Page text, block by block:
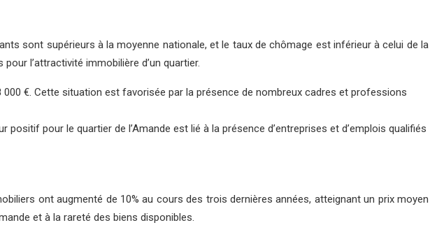
sont supérieurs à la moyenne nationale, et le taux de chômage est inférieur à celui de la
l’attractivité immobilière d’un quartier.
€. Cette situation est favorisée par la présence de nombreux cadres et professions
pour le quartier de l’Amande est lié à la présence d’entreprises et d’emplois qualifiés
ont augmenté de 10% au cours des trois dernières années, atteignant un prix moyen
et à la rareté des biens disponibles.